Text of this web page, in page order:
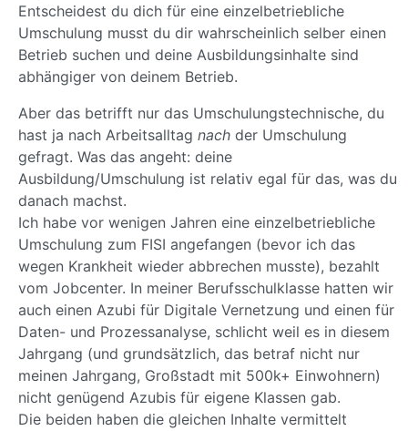
Entscheidest du dich für eine einzelbetriebliche
Umschulung musst du dir wahrscheinlich selber einen
Betrieb suchen und deine Ausbildungsinhalte sind
abhängiger von deinem Betrieb.
Aber das betrifft nur das Umschulungstechnische, du
hast ja nach Arbeitsalltag nach der Umschulung
gefragt. Was das angeht: deine
Ausbildung/Umschulung ist relativ egal für das, was du
danach machst.
Ich habe vor wenigen Jahren eine einzelbetriebliche
Umschulung zum FISI angefangen (bevor ich das
wegen Krankheit wieder abbrechen musste), bezahlt
vom Jobcenter. In meiner Berufsschulklasse hatten wir
auch einen Azubi für Digitale Vernetzung und einen für
Daten- und Prozessanalyse, schlicht weil es in diesem
Jahrgang (und grundsätzlich, das betraf nicht nur
meinen Jahrgang, Großstadt mit 500k+ Einwohnern)
nicht genügend Azubis für eigene Klassen gab.
Die beiden haben die gleichen Inhalte vermittelt